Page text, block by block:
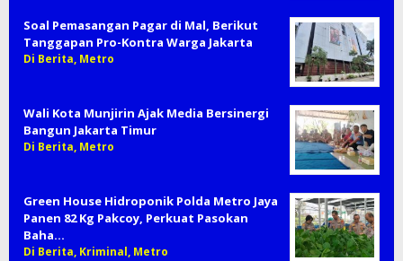
Soal Pemasangan Pagar di Mal, Berikut
Tanggapan Pro-Kontra Warga Jakarta
Di Berita, Metro
Wali Kota Munjirin Ajak Media Bersinergi
Bangun Jakarta Timur
Di Berita, Metro
Green House Hidroponik Polda Metro Jaya
Panen 82 Kg Pakcoy, Perkuat Pasokan
Baha…
Di Berita, Kriminal, Metro